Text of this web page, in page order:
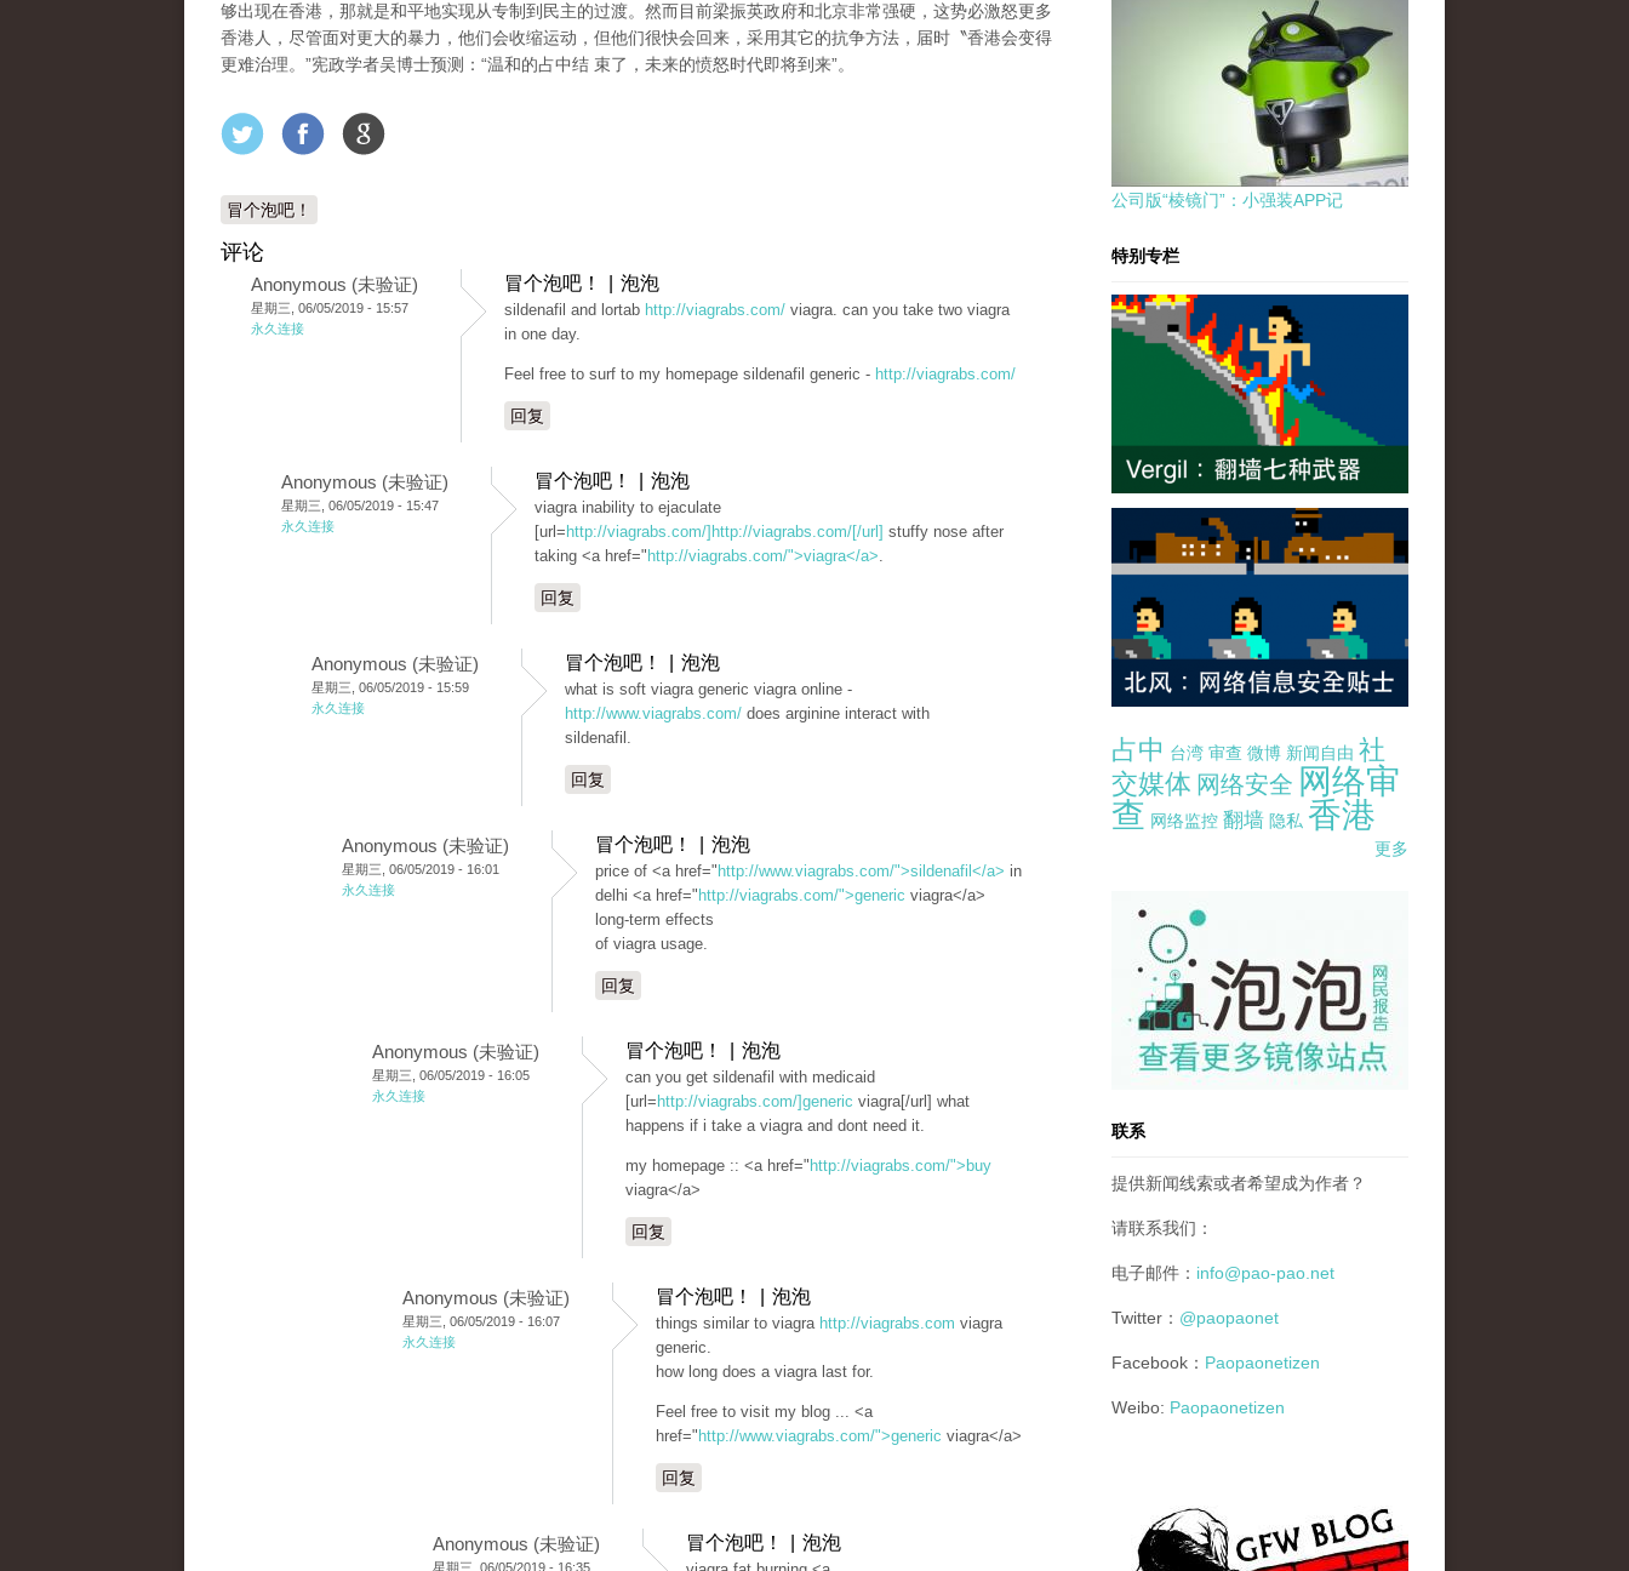
够出现在香港，那就是和平地实现从专制到民主的过渡。然而目前梁振英政府和北京非常强硬，这势必激怒更多
香港人，尽管面对更大的暴力，他们会收缩运动，但他们很快会回来，采用其它的抗争方法，届时〝香港会变得
更难治理。”宪政学者吴博士预测：“温和的占中结 束了，未来的愤怒时代即将到来”。
冒个泡吧！
评论
Anonymous (未验证)
星期三, 06/05/2019 - 15:57
永久连接
冒个泡吧！ | 泡泡
sildenafil and lortab http://viagrabs.com/ viagra. can you take two viagra
in one day.
Feel free to surf to my homepage sildenafil generic - http://viagrabs.com/
回复
Anonymous (未验证)
星期三, 06/05/2019 - 15:47
永久连接
冒个泡吧！ | 泡泡
viagra inability to ejaculate
[url= http://viagrabs.com/]http://viagrabs.com/[/url] stuffy nose after
taking <a href=" http://viagrabs.com/">viagra</a>.
回复
Anonymous (未验证)
星期三, 06/05/2019 - 15:59
永久连接
冒个泡吧！ | 泡泡
what is soft viagra generic viagra online -
http://www.viagrabs.com/ does arginine interact with
sildenafil.
回复
Anonymous (未验证)
星期三, 06/05/2019 - 16:01
永久连接
冒个泡吧！ | 泡泡
price of <a href=" http://www.viagrabs.com/">sildenafil</a> in
delhi <a href=" http://viagrabs.com/">generic viagra</a>
long-term effects
of viagra usage.
回复
Anonymous (未验证)
星期三, 06/05/2019 - 16:05
永久连接
冒个泡吧！ | 泡泡
can you get sildenafil with medicaid
[url= http://viagrabs.com/]generic viagra[/url] what
happens if i take a viagra and dont need it.
my homepage :: <a href=" http://viagrabs.com/">buy
viagra</a>
回复
Anonymous (未验证)
星期三, 06/05/2019 - 16:07
永久连接
冒个泡吧！ | 泡泡
things similar to viagra http://viagrabs.com viagra
generic.
how long does a viagra last for.
Feel free to visit my blog ... <a
href=" http://www.viagrabs.com/">generic viagra</a>
回复
Anonymous (未验证)
星期三, 06/05/2019 - 16:35
冒个泡吧！ | 泡泡
公司版“棱镜门”：小强装APP记
特别专栏
占中 台湾 审查 微博 新闻自由 社
交媒体 网络安全 网络审
查 网络监控 翻墙 隐私 香港
更多
pao-pao-banner-mirror-site-120814.jpg
联系
提供新闻线索或者希望成为作者？
请联系我们：
电子邮件： info@pao-pao.net
Twitter： @paopaonet
Facebook： Paopaonetizen
Weibo: Paopaonetizen
gfw_blog_small.jpg